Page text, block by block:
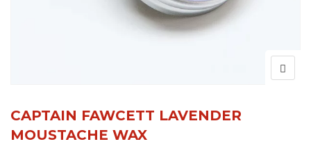
CAPTAIN FAWCETT LAVENDER
MOUSTACHE WAX